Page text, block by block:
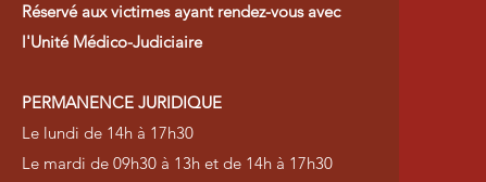
Réservé aux victimes ayant rendez-vous avec
l'Unité Médico-Judiciaire
PERMANENCE JURIDIQUE
Le lundi de 14h à 17h30
Le mardi de 09h30 à 13h et de 14h à 17h30